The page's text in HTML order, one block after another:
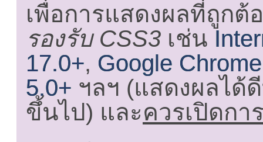
เพื่อการแสดงผลที่ถูกต้
รองรับ CSS3 เช่น
17.0+, Google
5.0+ ฯลฯ (แสดงผลได้
ขึ้นไป) และควรเปิดกา